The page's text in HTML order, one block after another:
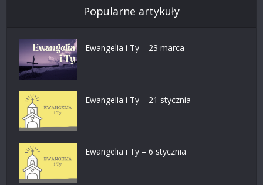
Popularne artykuły
Ewangelia i Ty – 23 marca
Ewangelia i Ty – 21 stycznia
Ewangelia i Ty – 6 stycznia